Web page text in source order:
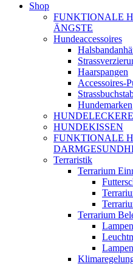
Shop
FUNKTIONALE
ÄNGSTE
Hundeaccessoires
Haarspangen
Accessoires-
Hundemarken
HUNDEKISSEN
FUNKTIONALE
Terraristik
Terrarium
Terrarium